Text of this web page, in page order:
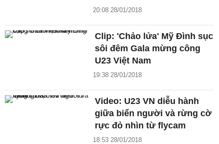
20:08 28/01/2018
Clip: 'Chảo lửa' Mỹ Đình sục
sôi đêm Gala mừng công
U23 Việt Nam
19:38 28/01/2018
Video: U23 VN diễu hành
giữa biển người và rừng cờ
rực đỏ nhìn từ flycam
18:53 28/01/2018